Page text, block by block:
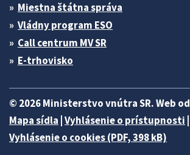
Miestna štátna správa
Vládny program ESO
Call centrum MV SR
E-trhovisko
© 2026 Ministerstvo vnútra SR. Web od
Mapa sídla Vyhlásenie o prístupnosti
Vyhlásenie o cookies (PDF, 398 kB)